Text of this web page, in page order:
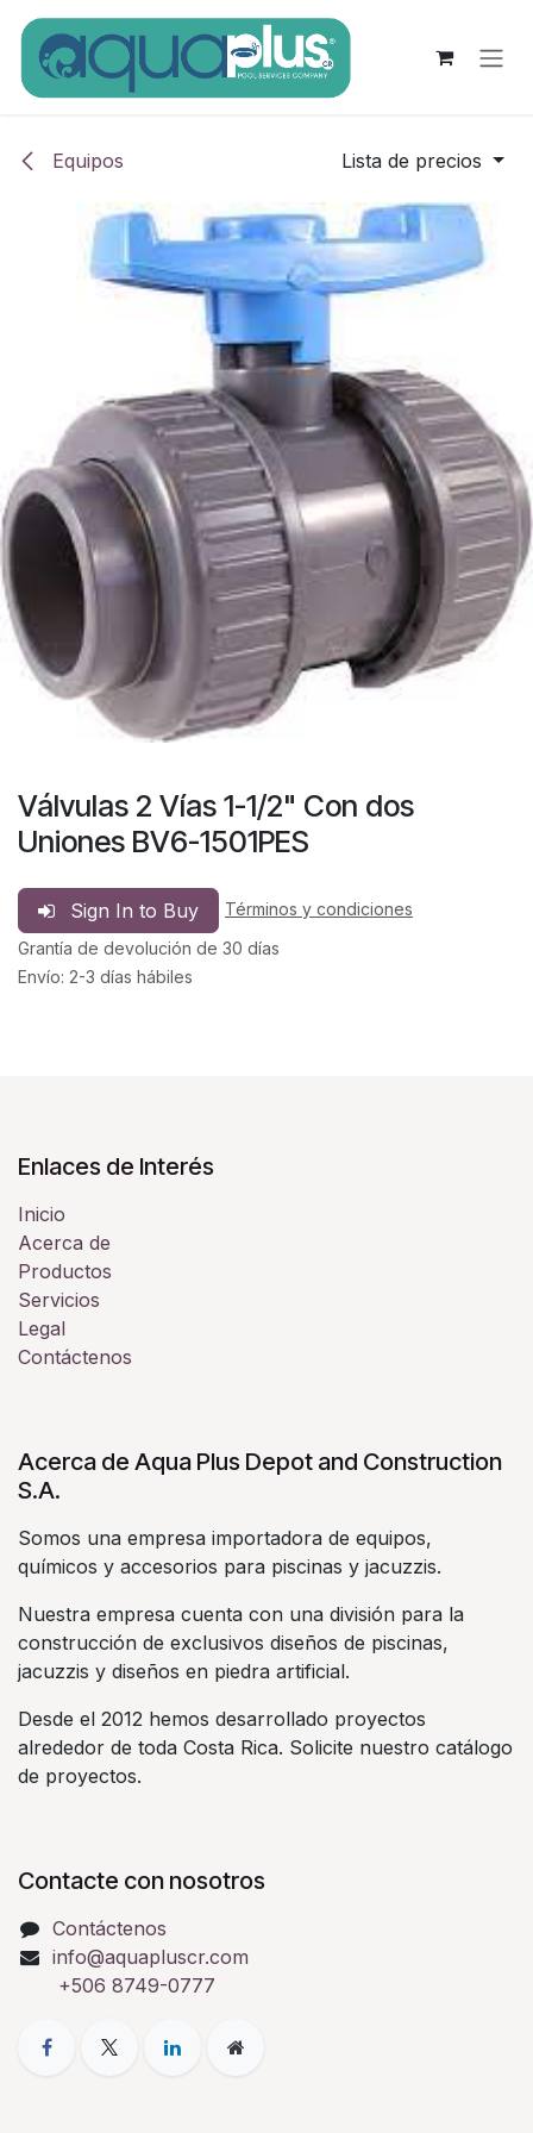
Ir al contenido
Equipos Lista de precios
Válvulas 2 Vías 1-1/2" Con dos
Uniones BV6-1501PES
Sign In to Buy
Términos y condiciones
Grantía de devolución de 30 días
Envío: 2-3 días hábiles
Enlaces de Interés
Inicio
Acerca de
Productos
Servicios
Legal
Contáctenos
Acerca de Aqua Plus Depot and Construction
S.A.
Somos una empresa importadora de equipos,
químicos y accesorios para piscinas y jacuzzis.
Nuestra empresa cuenta con una división para la
construcción de exclusivos diseños de piscinas,
jacuzzis y diseños en piedra artificial.
Desde el 2012 hemos desarrollado proyectos
alrededor de toda Costa Rica. Solicite nuestro catálogo
de proyectos.
Contacte con nosotros
Contáctenos
info@aquapluscr.com
+506 8749-0777